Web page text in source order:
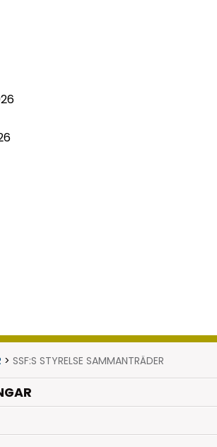
> SSF:S STYRELSE SAMMANTRÄDER